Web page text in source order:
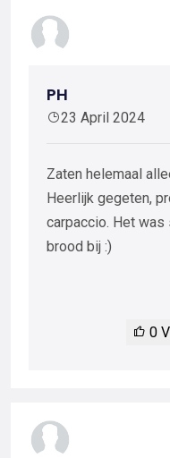
PH
23 April 2024
Zaten helemaal
Heerlijk gegeten,
carpaccio. Het
brood bij :)
0